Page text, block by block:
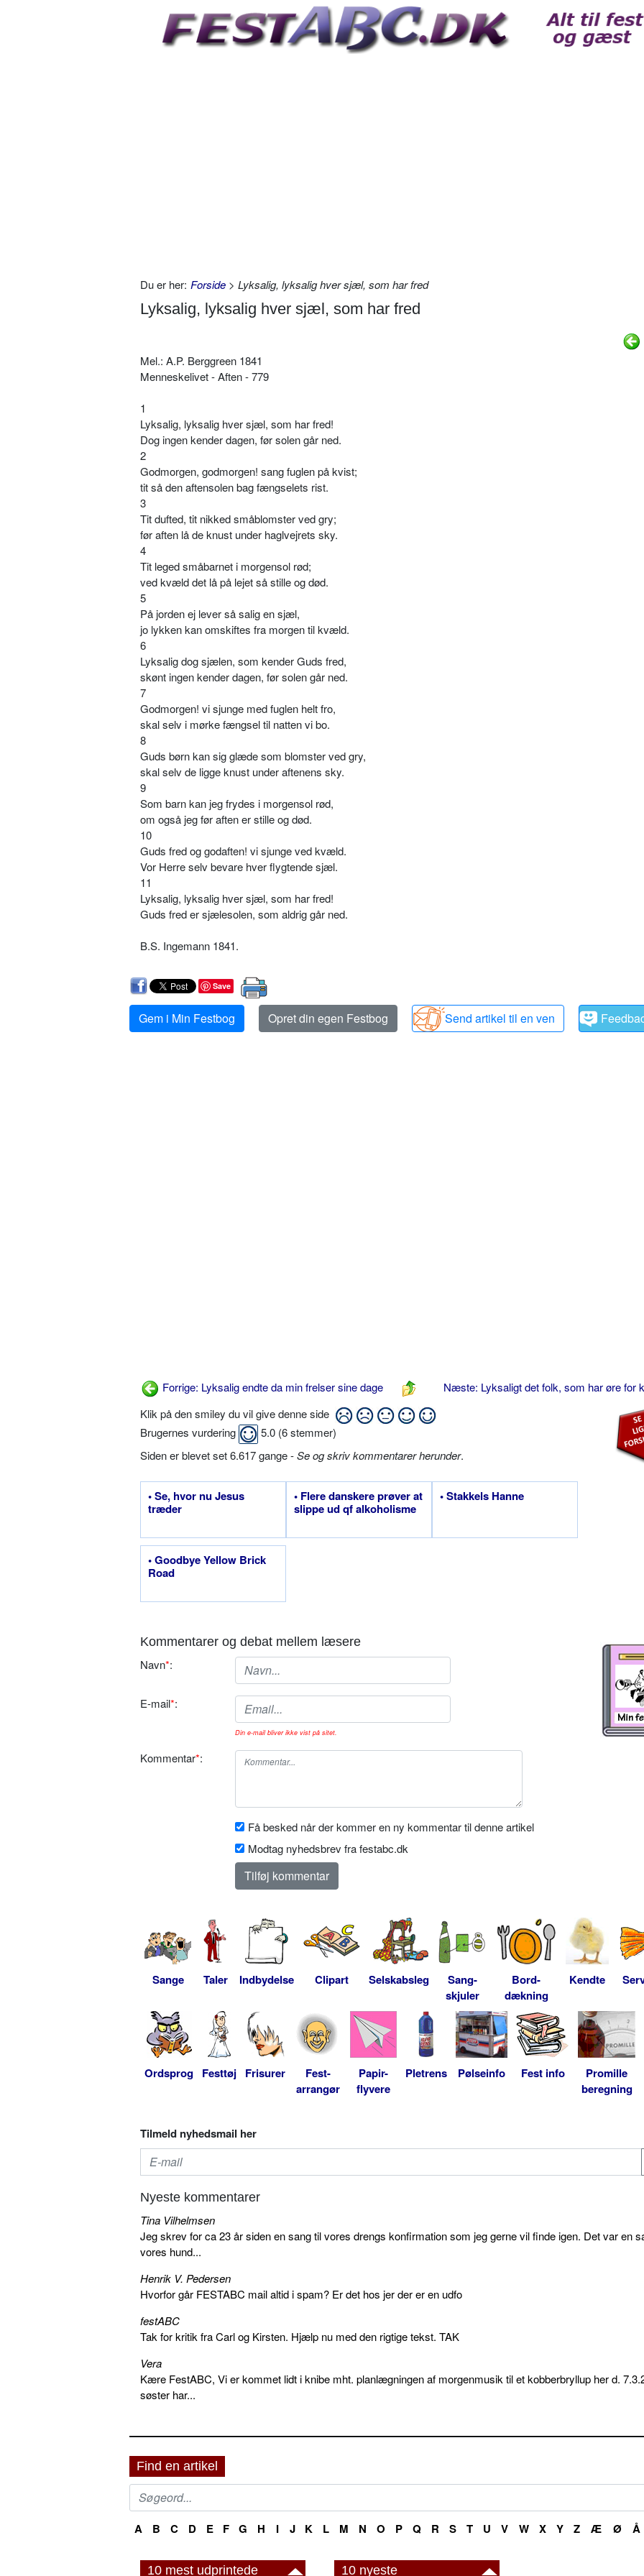
Du er her: Forside > Lyksalig, lyksalig hver sjæl, som har fred
Lyksalig, lyksalig hver sjæl, som har fred
Mel.: A.P. Berggreen 1841
Menneskelivet - Aften - 779
1
Lyksalig, lyksalig hver sjæl, som har fred!
Dog ingen kender dagen, før solen går ned.
2
Godmorgen, godmorgen! sang fuglen på kvist;
tit så den aftensolen bag fængselets rist.
3
Tit dufted, tit nikked småblomster ved gry;
før aften lå de knust under haglvejrets sky.
4
Tit leged småbarnet i morgensol rød;
ved kvæld det lå på lejet så stille og død.
5
På jorden ej lever så salig en sjæl,
jo lykken kan omskiftes fra morgen til kvæld.
6
Lyksalig dog sjælen, som kender Guds fred,
skønt ingen kender dagen, før solen går ned.
7
Godmorgen! vi sjunge med fuglen helt fro,
skal selv i mørke fængsel til natten vi bo.
8
Guds børn kan sig glæde som blomster ved gry,
skal selv de ligge knust under aftenens sky.
9
Som barn kan jeg frydes i morgensol rød,
om også jeg før aften er stille og død.
10
Guds fred og godaften! vi sjunge ved kvæld.
Vor Herre selv bevare hver flygtende sjæl.
11
Lyksalig, lyksalig hver sjæl, som har fred!
Guds fred er sjælesolen, som aldrig går ned.
B.S. Ingemann 1841.
Save
Gem i Min Festbog Opret din egen Festbog Send artikel til en ven
Forrige: Lyksalig endte da min frelser sine dage
Næste: Lyksaligt det folk, som har øre for
Klik på den smiley du vil give denne side
Brugernes vurdering
5.0 (6stemmer)
Siden er blevet set 6.617 gange -Se og skriv kommentarer herunder.
• Se, hvor nu Jesus
træder
• Flere danskere prøver at
slippe ud qf alkoholisme
• Stakkels Hanne
• Goodbye Yellow Brick
Road
Kommentarer og debat mellem læsere
Navn*:
E-mail*:
Din e-mail bliver ikke vist på sitet.
Kommentar*:
Få besked når der kommer en ny kommentar til denne artikel
Modtag nyhedsbrev fra festabc.dk
Sange Taler Indbydelse Clipart Selskabsleg
Sang-
skjuler
Bord-
dækning
Kendte
Ordsprog Festtøj Frisurer
Fest-
arrangør
Papir-
flyvere
Pletrens Pølseinfo Fest info
Promille
beregning
Tilmeld nyhedsmail her
Nyeste kommentarer
Tina Vilhelmsen
Jeg skrev for ca 23 år siden en sang til vores drengs konfirmation som jeg gerne vil finde igen. Det var en
vores hund...
Henrik V. Pedersen
Hvorfor går FESTABC mail altid i spam? Er det hos jer der er en udfo
festABC
Tak for kritik fra Carl og Kirsten. Hjælp nu med den rigtige tekst. TAK
Vera
Kære FestABC, Vi er kommet lidt i knibe mht. planlægningen af morgenmusik til et kobberbryllup her d.
søster har...
Find en artikel
A B C D E F G H I J K L M N O P Q R S T U V W X Y Z Æ Ø Å
10 mest udprintede 10 nyeste